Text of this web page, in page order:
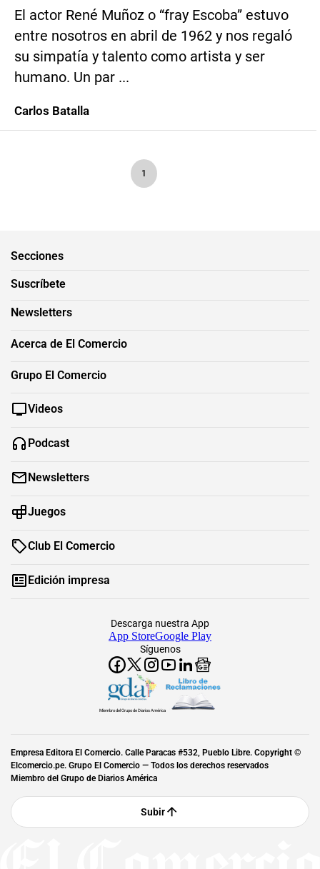
El actor René Muñoz o “fray Escoba” estuvo
entre nosotros en abril de 1962 y nos regaló
su simpatía y talento como artista y ser
humano. Un par ...
Carlos Batalla
1
Secciones
Suscríbete
Newsletters
Acerca de El Comercio
Grupo El Comercio
Videos
Podcast
Newsletters
Juegos
Club El Comercio
Edición impresa
Síguenos
Descarga nuestra App
App StoreGoogle Play
Miembro del Grupo de Diarios América
Empresa Editora El Comercio. Calle Paracas #532, Pueblo Libre. Copyright ©
Elcomercio.pe. Grupo El Comercio — Todos los derechos reservados
Miembro del Grupo de Diarios América
Subir